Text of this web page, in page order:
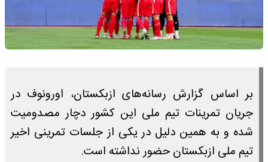
بر اساس گزارش رسانه‌های ازبکستان، اورونوف در
جریان تمرینات تیم ملی این کشور دچار مصدومیت
شده و به همین دلیل در یکی از جلسات تمرینی اخیر
تیم ملی ازبکستان حضور نداشته است.